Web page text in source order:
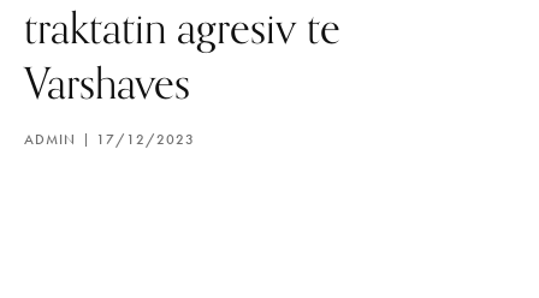
traktatin agresiv te
Varshaves
ADMIN 17/12/2023